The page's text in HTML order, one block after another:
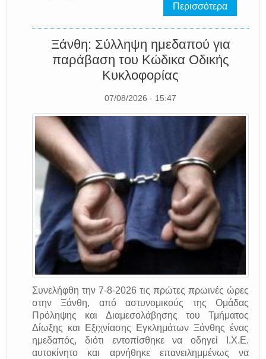
Περισσότερα
Ξάνθη: Σύλληψη ημεδαπού για
παράβαση του Κώδικα Οδικής
Κυκλοφορίας
07/08/2026 - 15:47
Συνελήφθη την 7-8-2026 τις πρώτες πρωινές ώρες
στην Ξάνθη, από αστυνομικούς της Ομάδας
Πρόληψης και Διαμεσολάβησης του Τμήματος
Δίωξης και Εξιχνίασης Εγκλημάτων Ξάνθης ένας
ημεδαπός, διότι εντοπίσθηκε να οδηγεί Ι.Χ.Ε.
αυτοκίνητο και αρνήθηκε επανειλημμένως να